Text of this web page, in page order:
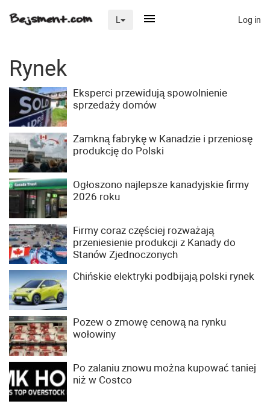
Na skróty
Zaloguj przez Clascal
×
Log in
Rynek
Eksperci przewidują spowolnienie
sprzedaży domów
Zamkną fabrykę w Kanadzie i przeniosę
produkcję do Polski
Ogłoszono najlepsze kanadyjskie firmy
2026 roku
Firmy coraz częściej rozważają
przeniesienie produkcji z Kanady do
Stanów Zjednoczonych
Chińskie elektryki podbijają polski rynek
Pozew o zmowę cenową na rynku
wołowiny
Po zalaniu znowu można kupować taniej
niż w Costco